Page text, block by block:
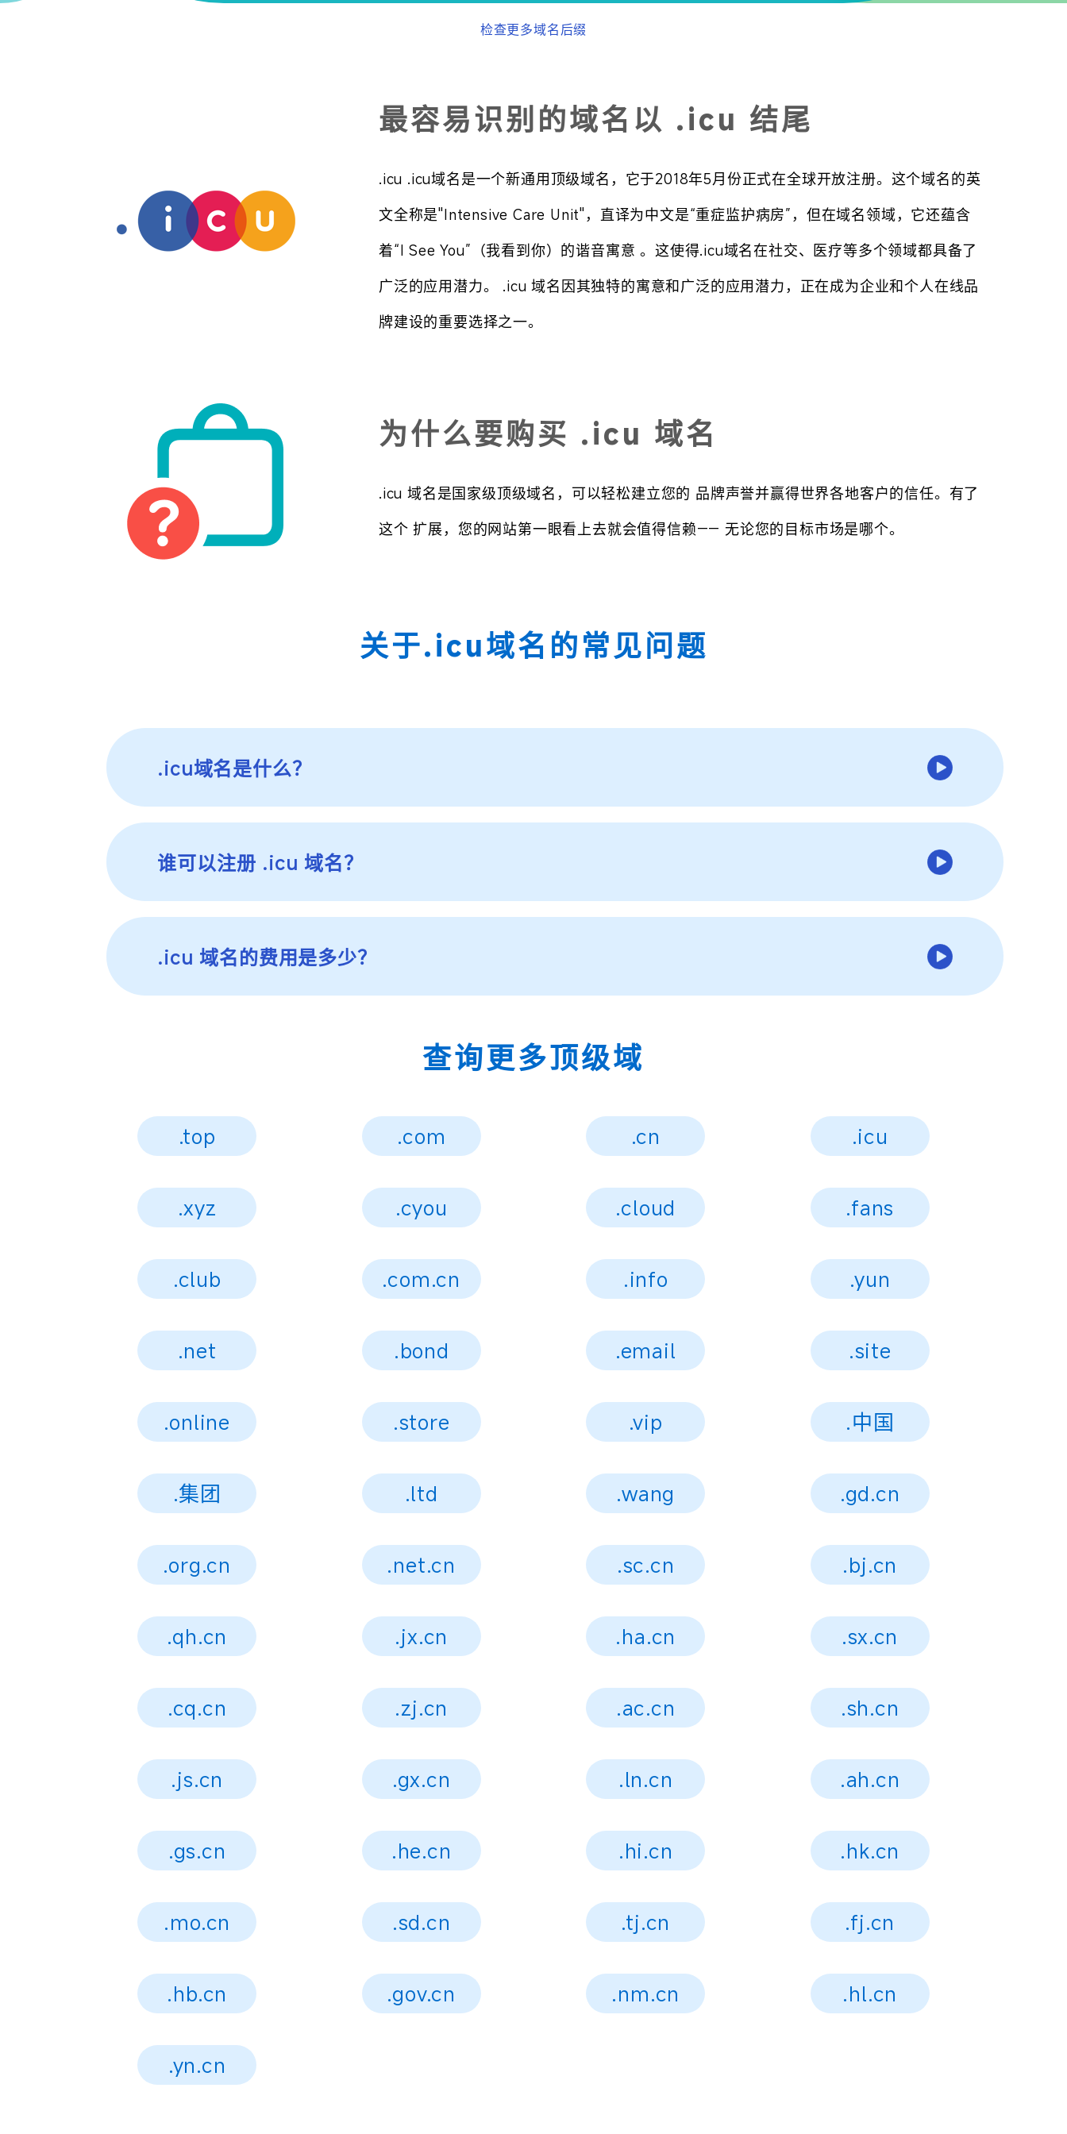
检查更多域名后缀
最容易识别的域名以 .icu 结尾
.icu .icu域名是一个新通用顶级域名，它于2018年5月份正式在全球开放注册。这个域名的英
文全称是"Intensive Care Unit"，直译为中文是“重症监护病房”，但在域名领域，它还蕴含
着“I See You”（我看到你）的谐音寓意 。这使得.icu域名在社交、医疗等多个领域都具备了
广泛的应用潜力。 .icu 域名因其独特的寓意和广泛的应用潜力，正在成为企业和个人在线品
牌建设的重要选择之一。
为什么要购买 .icu 域名
.icu 域名是国家级顶级域名，可以轻松建立您的 品牌声誉并赢得世界各地客户的信任。有了
这个 扩展，您的网站第一眼看上去就会值得信赖—— 无论您的目标市场是哪个。
关于.icu域名的常见问题
.icu域名是什么？
谁可以注册 .icu 域名？
.icu 域名的费用是多少？
查询更多顶级域
.top .com .cn .icu
.xyz .cyou .cloud .fans
.club .com.cn .info .yun
.net .bond .email .site
.online .store .vip .中国
.集团 .ltd .wang .gd.cn
.org.cn .net.cn .sc.cn .bj.cn
.qh.cn .jx.cn .ha.cn .sx.cn
.cq.cn .zj.cn .ac.cn .sh.cn
.js.cn .gx.cn .ln.cn .ah.cn
.gs.cn .he.cn .hi.cn .hk.cn
.mo.cn .sd.cn .tj.cn .fj.cn
.hb.cn .gov.cn .nm.cn .hl.cn
.yn.cn